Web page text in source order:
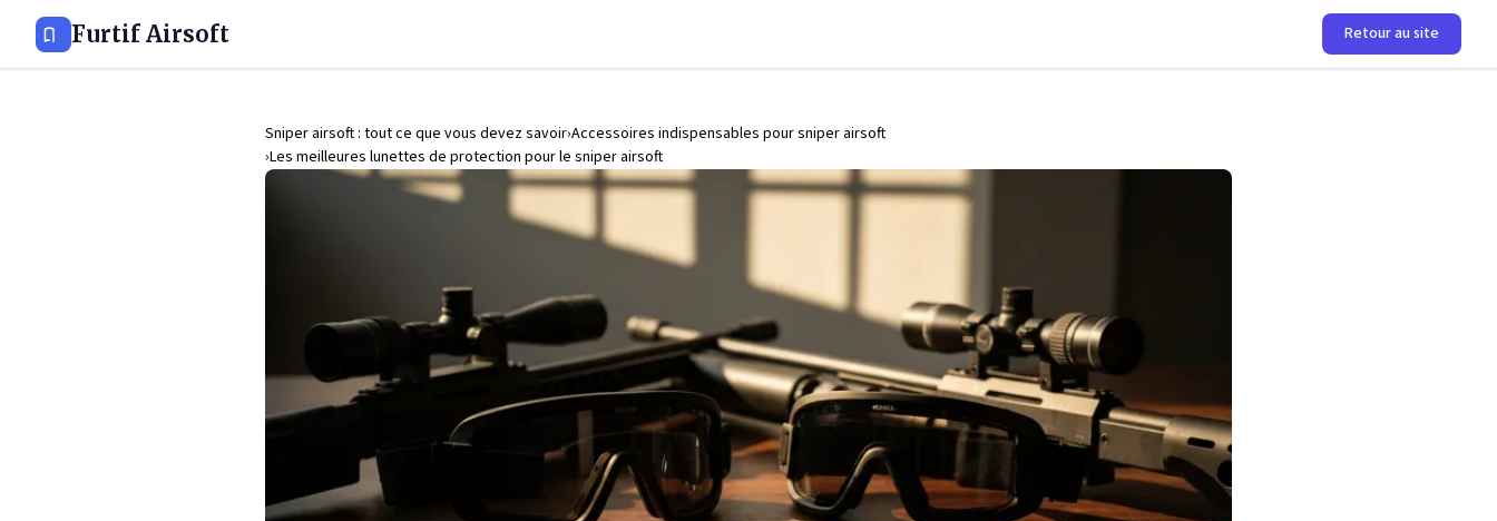
Furtif Airsoft Retour au site
Sniper airsoft : tout ce que vous devez savoir Accessoires indispensables pour sniper airsoft
Les meilleures lunettes de protection pour le sniper airsoft